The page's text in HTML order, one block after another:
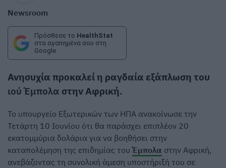
Newsroom
Πρόσθεσε το HealthStat
στα αγαπημένα σου στη
Google
Ανησυχία προκαλεί η ραγδαία εξάπλωση του
ιού Έμπολα στην Αφρική.
Το υπουργείο Εξωτερικών των ΗΠΑ ανακοίνωσε την
Τετάρτη 10 Ιουνίου ότι θα παράσχει επιπλέον 20
εκατομμύρια δολάρια για να βοηθήσει στην
καταπολέμηση της επιδημίας του Έμπολα στην Αφρική,
ανεβάζοντας τη συνολική άμεση υποστήριξή του σε